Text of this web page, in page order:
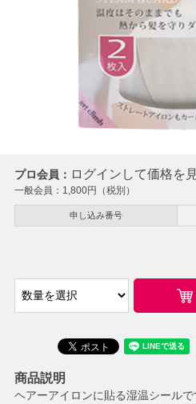
プロ会員： ログインして価格を
一般会員： 1,800円（税別）
申し込み番号
商品説明
ヘアーアイロンに貼る湿温シールで